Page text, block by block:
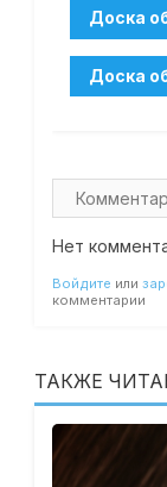
Нет
Войдите или
комментарии
ТАКЖЕ